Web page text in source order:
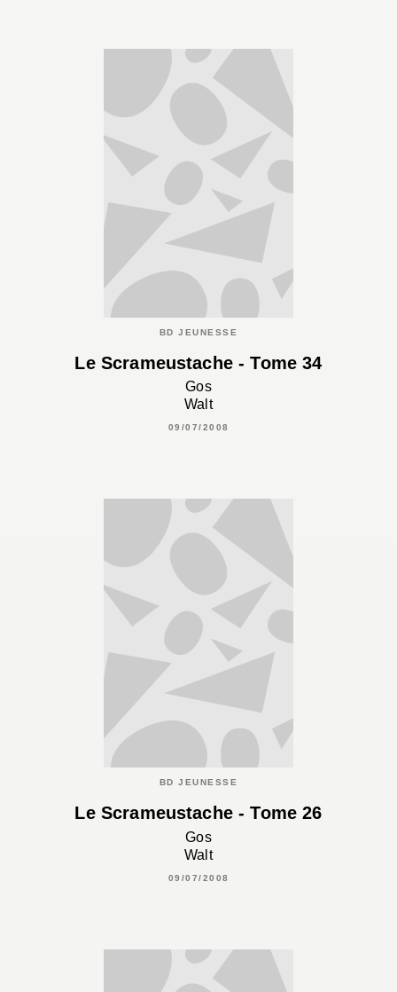
BD JEUNESSE
Le Scrameustache - Tome 34
Gos
Walt
09/07/2008
BD JEUNESSE
Le Scrameustache - Tome 26
Gos
Walt
09/07/2008